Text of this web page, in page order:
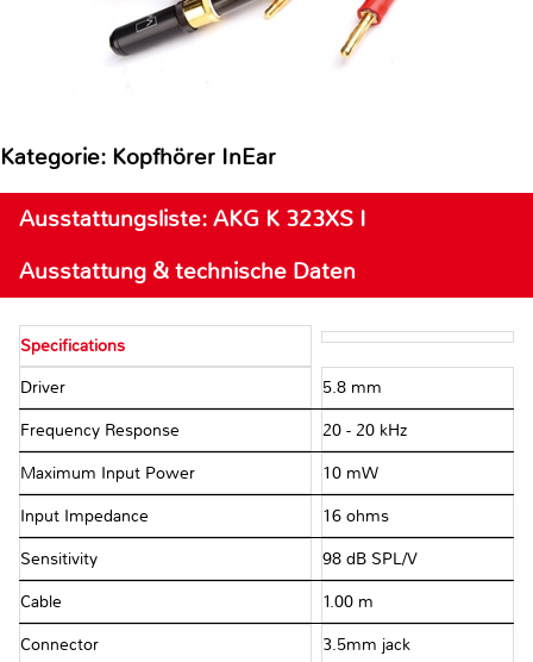
Kategorie: Kopfhörer InEar
Ausstattungsliste: AKG K 323XS I
Ausstattung & technische Daten
Specifications
Driver 5.8 mm
Frequency Response 20 - 20 kHz
Maximum Input Power 10 mW
Input Impedance 16 ohms
Sensitivity 98 dB SPL/V
Cable 1.00 m
Connector 3.5mm jack